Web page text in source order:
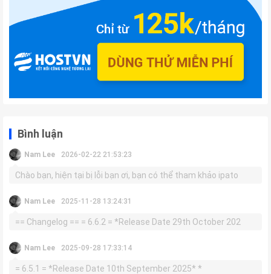
Bình luận
Nam Lee 2026-02-22 21:53:23
Chào bạn, hiện tại bị lỗi bạn ơi, bạn có thể tham khảo ipato
Nam Lee 2025-11-28 13:24:31
== Changelog == = 6.6.2 = *Release Date 29th October 202
Nam Lee 2025-09-28 17:33:14
= 6.5.1 = *Release Date 10th September 2025* *